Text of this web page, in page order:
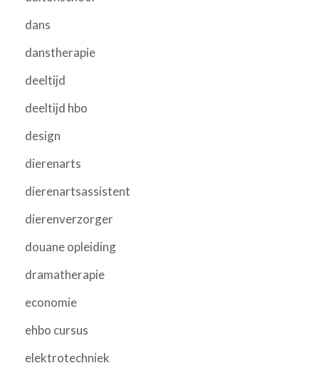
dans
danstherapie
deeltijd
deeltijd hbo
design
dierenarts
dierenartsassistent
dierenverzorger
douane opleiding
dramatherapie
economie
ehbo cursus
elektrotechniek